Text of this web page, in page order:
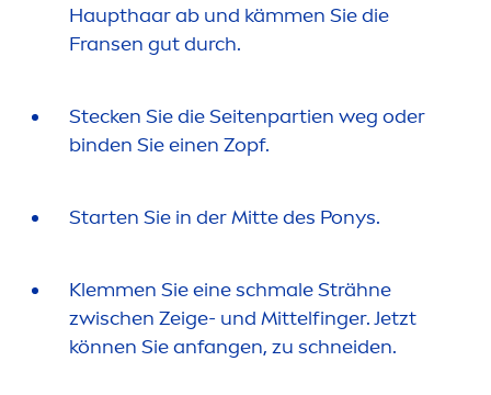
Haupthaar ab und kämmen Sie die
Fransen gut durch.
Stecken Sie die Seitenpartien weg oder
binden Sie einen Zopf.
Starten Sie in der Mitte des Ponys.
Klemmen Sie eine schmale Strähne
zwischen Zeige- und Mittelfinger. Jetzt
können Sie anfangen, zu schneiden.